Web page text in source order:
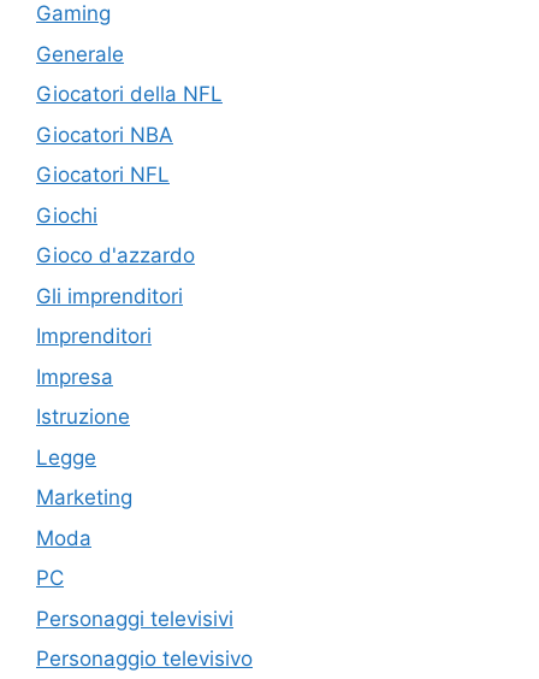
Gaming
Generale
Giocatori della NFL
Giocatori NBA
Giocatori NFL
Giochi
Gioco d'azzardo
Gli imprenditori
Imprenditori
Impresa
Istruzione
Legge
Marketing
Moda
PC
Personaggi televisivi
Personaggio televisivo